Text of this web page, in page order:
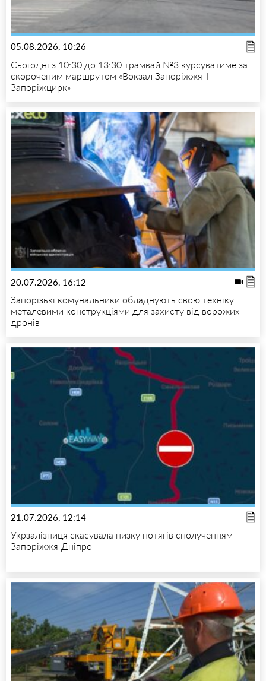
05.08.2026, 10:26
Сьогодні з 10:30 до 13:30 трамвай №3 курсуватиме за
скороченим маршрутом «Вокзал Запоріжжя-I —
Запоріжцирк»
20.07.2026, 16:12
Запорізькі комунальники обладнують свою техніку
металевими конструкціями для захисту від ворожих
дронів
21.07.2026, 12:14
Укрзалізниця скасувала низку потягів сполученням
Запоріжжя-Дніпро